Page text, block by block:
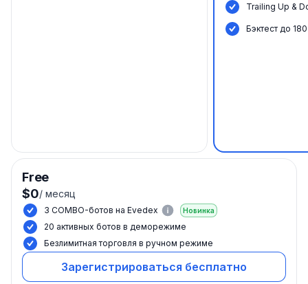
Trailing Up &
Бэктест до
Free
$0/ месяц
3 COMBO-ботов на Evedex Новинка
20 активных ботов в деморежиме
Безлимитная торговля в ручном режиме
Зарегистрироваться бесплатно